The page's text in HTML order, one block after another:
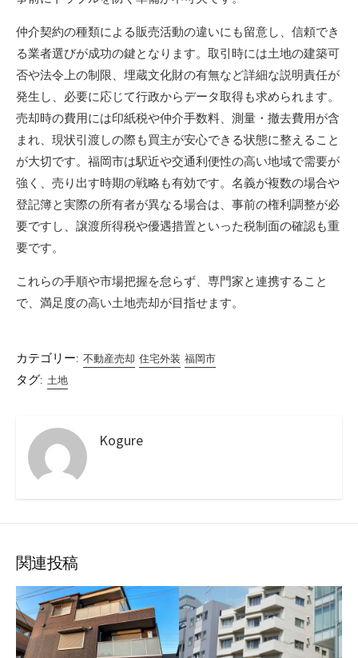
仲介契約の種類による販売活動の違いにも留意し、信頼でき
る業者選びが成功の鍵となります。取引時には土地の建築可
否や法令上の制限、埋蔵文化財の有無など詳細な説明責任が
発生し、必要に応じて行政からデータ取得も求められます。
売却時の費用には印紙税や仲介手数料、測量・撤去費用が含
まれ、現状引渡しの際も買主が安心できる状態に整えること
が大切です。福岡市は駅近や交通利便性の高い地域で需要が
強く、売り出す時期の戦略も有効です。名義が複数の場合や
登記簿と実際の所有者が異なる場合は、事前の権利調整が必
要ですし、譲渡所得税や優遇措置といった税制面の確認も重
要です。
これらの手順や市場把握を怠らず、専門家と連携すること
で、満足度の高い土地売却が目指せます。
カテゴリー: 不動産売却 住宅外装 福岡市
タグ: 土地
Kogure
関連投稿